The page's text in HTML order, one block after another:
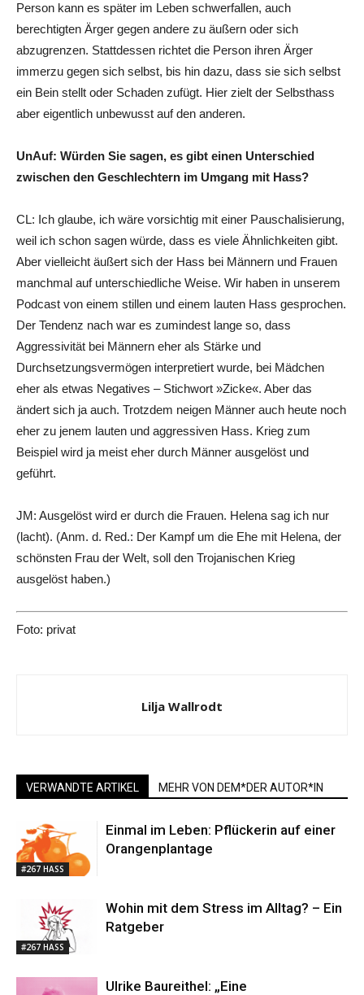
Person kann es später im Leben schwerfallen, auch
berechtigten Ärger gegen andere zu äußern oder sich
abzugrenzen. Stattdessen richtet die Person ihren Ärger
immerzu gegen sich selbst, bis hin dazu, dass sie sich selbst
ein Bein stellt oder Schaden zufügt. Hier zielt der Selbsthass
aber eigentlich unbewusst auf den anderen.
UnAuf: Würden Sie sagen, es gibt einen Unterschied
zwischen den Geschlechtern im Umgang mit Hass?
CL: Ich glaube, ich wäre vorsichtig mit einer Pauschalisierung,
weil ich schon sagen würde, dass es viele Ähnlichkeiten gibt.
Aber vielleicht äußert sich der Hass bei Männern und Frauen
manchmal auf unterschiedliche Weise. Wir haben in unserem
Podcast von einem stillen und einem lauten Hass gesprochen.
Der Tendenz nach war es zumindest lange so, dass
Aggressivität bei Männern eher als Stärke und
Durchsetzungsvermögen interpretiert wurde, bei Mädchen
eher als etwas Negatives – Stichwort »Zicke«. Aber das
ändert sich ja auch. Trotzdem neigen Männer auch heute noch
eher zu jenem lauten und aggressiven Hass. Krieg zum
Beispiel wird ja meist eher durch Männer ausgelöst und
geführt.
JM: Ausgelöst wird er durch die Frauen. Helena sag ich nur
(lacht). (Anm. d. Red.: Der Kampf um die Ehe mit Helena, der
schönsten Frau der Welt, soll den Trojanischen Krieg
ausgelöst haben.)
Foto: privat
Lilja Wallrodt
VERWANDTE ARTIKEL MEHR VON DEM*DER AUTOR*IN
#267 HASS
Einmal im Leben: Pflückerin auf einer
Orangenplantage
#267 HASS
Wohin mit dem Stress im Alltag? – Ein
Ratgeber
Ulrike Baureithel: „Eine